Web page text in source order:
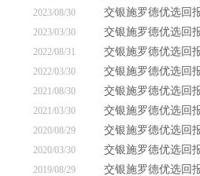
2023/08/30 交银施罗德优选回
2023/03/30 交银施罗德优选回
2022/08/31 交银施罗德优选回
2022/03/30 交银施罗德优选回
2021/08/30 交银施罗德优选回
2021/03/30 交银施罗德优选回
2020/08/29 交银施罗德优选回
2020/03/30 交银施罗德优选回
2019/08/29 交银施罗德优选回